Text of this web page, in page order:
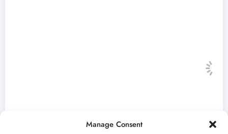
Manage Consent